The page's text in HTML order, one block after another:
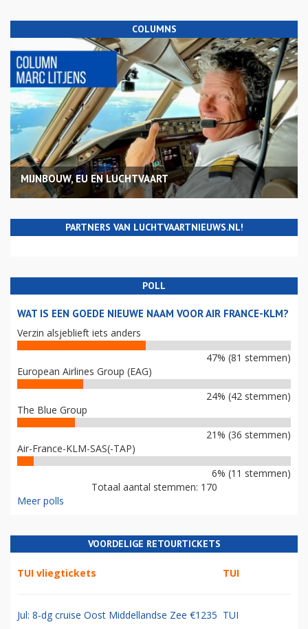
COLUMNS
MIJNBOUW, EU EN LUCHTVAART
PARTNERS VAN LUCHTVAARTNIEUWS.NL!
POLL
WAT IS EEN GOEDE NIEUWE NAAM VOOR AIR FRANCE-KLM?
Verzin alsjeblieft iets anders
47% (81 stemmen)
European Airlines Group (EAG)
24% (42 stemmen)
The Blue Group
21% (36 stemmen)
Air-France-KLM-SAS(-TAP)
6% (11 stemmen)
Totaal aantal stemmen: 170
Meer polls
VOORDELIGE RETOURTICKETS
TUI vliegtickets TUI
Jul: 8-dg cruise Oost Middellandse Zee €1235 TUI